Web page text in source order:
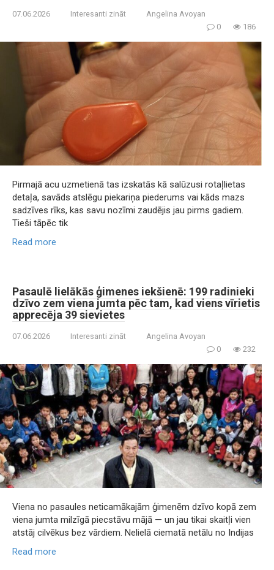
07.06.2026 Interesanti zināt
Angelina Avoyan
0
186
Pirmajā acu uzmetienā tas izskatās kā salūzusi rotaļlietas
detaļa, savāds atslēgu piekariņa piederums vai kāds mazs
sadzīves rīks, kas savu nozīmi zaudējis jau pirms gadiem.
Tieši tāpēc tik
Read more
Pasaulē lielākās ģimenes iekšienē: 199 radinieki
dzīvo zem viena jumta pēc tam, kad viens vīrietis
apprecēja 39 sievietes
07.06.2026 Interesanti zināt
Angelina Avoyan
0
232
Viena no pasaules neticamākajām ģimenēm dzīvo kopā zem
viena jumta milzīgā piecstāvu mājā — un jau tikai skaitļi vien
atstāj cilvēkus bez vārdiem. Nelielā ciematā netālu no Indijas
Read more